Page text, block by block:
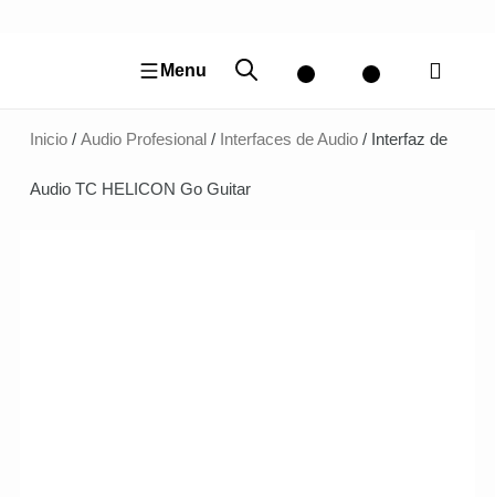
Menu
Inicio/ Audio Profesional/ Interfaces de Audio/ Interfaz de
Audio TC HELICON Go Guitar